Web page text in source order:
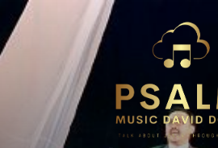
Skip
the